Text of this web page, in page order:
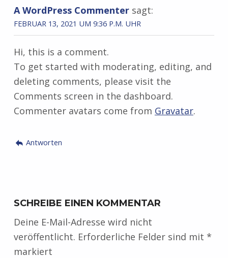
A WordPress Commenter sagt:
FEBRUAR 13, 2021 UM 9:36 P.M. UHR
Hi, this is a comment.
To get started with moderating, editing, and
deleting comments, please visit the
Comments screen in the dashboard.
Commenter avatars come from Gravatar.
Antworten
SCHREIBE EINEN KOMMENTAR
Deine E-Mail-Adresse wird nicht
veröffentlicht. Erforderliche Felder sind mit *
markiert